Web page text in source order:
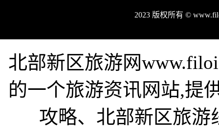
2023 版权所有 ©
北部新区旅游网
的一个旅游资讯网站,提
攻略、北部新区旅